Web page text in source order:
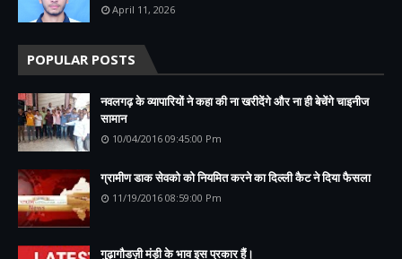
April 11, 2026
POPULAR POSTS
नवलगढ़ के व्यापारियों ने कहा की ना खरीदेंगे और ना ही बेचेंगे चाइनीज
सामान
10/04/2016 09:45:00 Pm
ग्रामीण डाक सेवको को नियमित करने का दिल्ली कैट ने दिया फैसला
11/19/2016 08:59:00 Pm
गुढ़ागौडज़ी मंड़ी के भाव इस प्रकार हैं।